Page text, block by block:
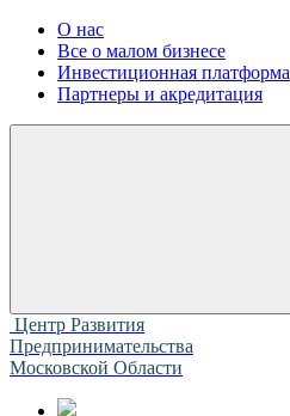
О нас
Все о малом бизнесе
Инвестиционная платформа
Партнеры и акредитация
Центр Развития
Предпринимательства
Московской Области